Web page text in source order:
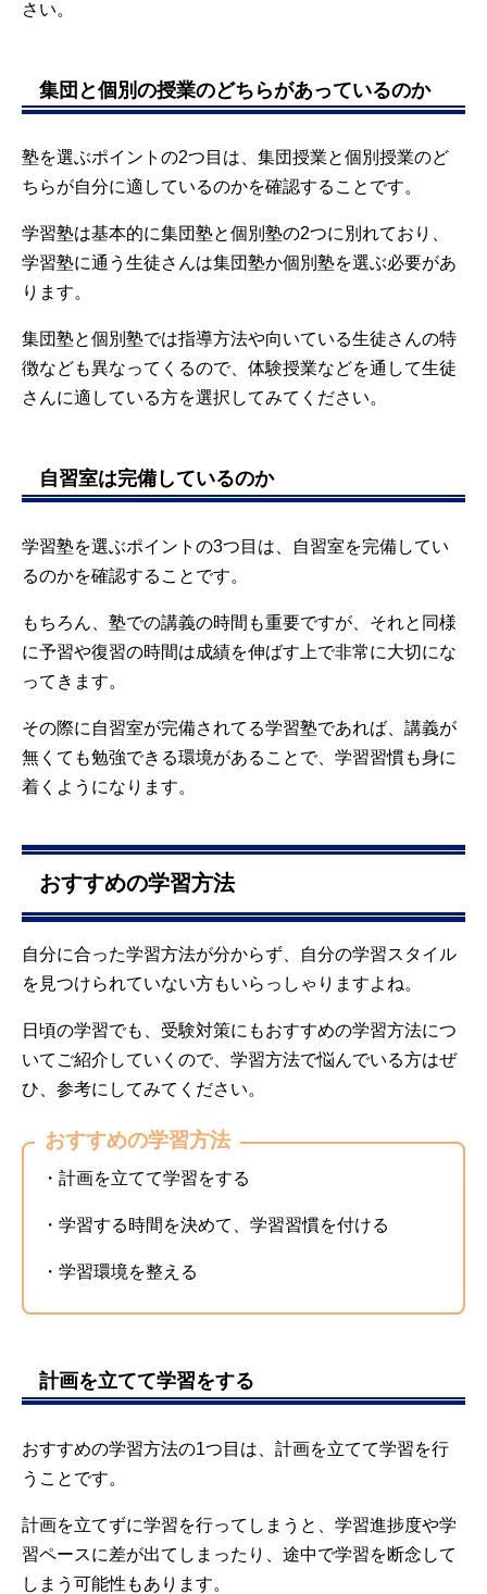
さい。
集団と個別の授業のどちらがあっているのか
塾を選ぶポイントの2つ目は、集団授業と個別授業のど
ちらが自分に適しているのかを確認することです。
学習塾は基本的に集団塾と個別塾の2つに別れており、
学習塾に通う生徒さんは集団塾か個別塾を選ぶ必要があ
ります。
集団塾と個別塾では指導方法や向いている生徒さんの特
徴なども異なってくるので、体験授業などを通して生徒
さんに適している方を選択してみてください。
自習室は完備しているのか
学習塾を選ぶポイントの3つ目は、自習室を完備してい
るのかを確認することです。
もちろん、塾での講義の時間も重要ですが、それと同様
に予習や復習の時間は成績を伸ばす上で非常に大切にな
ってきます。
その際に自習室が完備されてる学習塾であれば、講義が
無くても勉強できる環境があることで、学習習慣も身に
着くようになります。
おすすめの学習方法
自分に合った学習方法が分からず、自分の学習スタイル
を見つけられていない方もいらっしゃりますよね。
日頃の学習でも、受験対策にもおすすめの学習方法につ
いてご紹介していくので、学習方法で悩んでいる方はぜ
ひ、参考にしてみてください。
おすすめの学習方法
・計画を立てて学習をする
・学習する時間を決めて、学習習慣を付ける
・学習環境を整える
計画を立てて学習をする
おすすめの学習方法の1つ目は、計画を立てて学習を行
うことです。
計画を立てずに学習を行ってしまうと、学習進捗度や学
習ペースに差が出てしまったり、途中で学習を断念して
しまう可能性もあります。